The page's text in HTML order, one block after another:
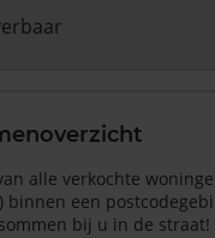
alle verkochte
binnen een
bij u in de straat!